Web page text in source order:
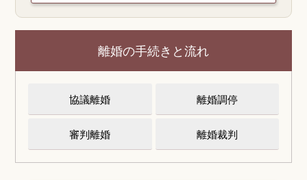
離婚の手続きと流れ
協議離婚 離婚調停
審判離婚 離婚裁判